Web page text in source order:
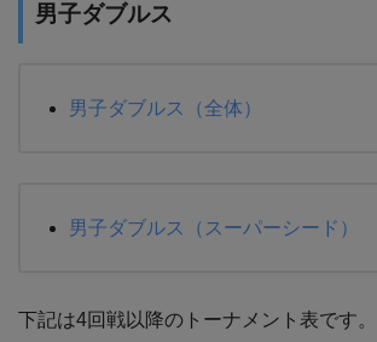
男子ダブルス
男子ダブルス（全体）
男子ダブルス（スーパーシード）
下記は4回戦以降のトーナメント表です